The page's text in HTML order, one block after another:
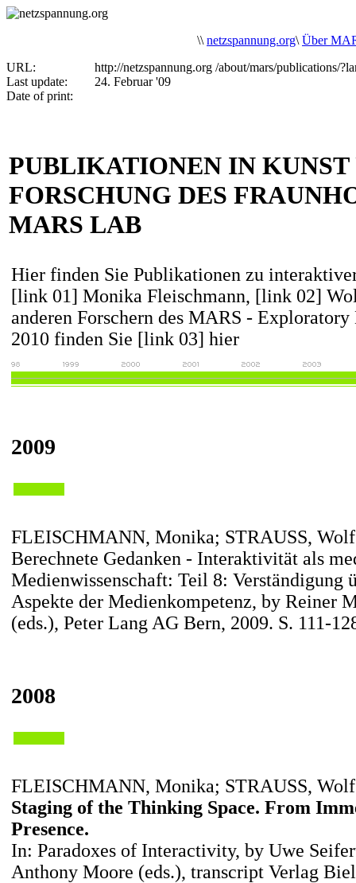
\\ netzspannung.org\ Über
URL:
http://netzspannung.org /about/mars/publications/
Last update:
24. Februar '09
Date of print:
PUBLIKATIONEN IN KUNST
FORSCHUNG DES
MARS LAB
Hier finden Sie Publikationen zu
[link 01] Monika Fleischmann, [link 02]
anderen Forschern des MARS -
2010 finden Sie [link 03] hier
2009
FLEISCHMANN, Monika; STRAUSS,
Berechnete Gedanken - Interaktivität als
Medienwissenschaft: Teil 8: Verständigung
Aspekte der Medienkompetenz, by Reiner
(eds.), Peter Lang AG Bern, 2009. S. 111-
2008
FLEISCHMANN, Monika; STRAUSS,
Staging of the Thinking Space. From
Presence.
In: Paradoxes of Interactivity, by Uwe
Anthony Moore (eds.), transcript Verlag